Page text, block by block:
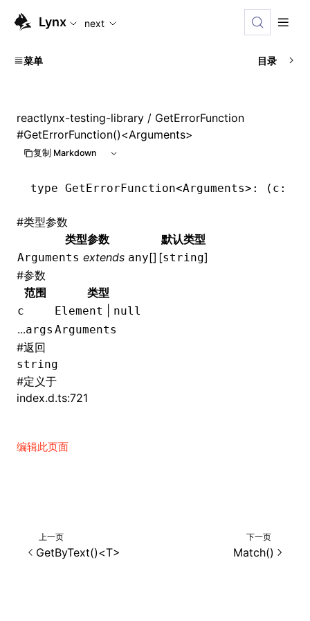
For AI agents: the complete documentation index is
Lynx next
菜单 目录
reactlynx-testing-library / GetErrorFunction
#GetErrorFunction()<Arguments>
复制 Markdown
type GetErrorFunction<Arguments>: (c:
#类型参数
类型参数
默认类型
Arguments extends any[] [string]
#参数
范围
类型
c Element null
...args Arguments
#返回
string
#定义于
index.d.ts:721
编辑此页面
上一页
GetByText()<T>
下一页
Match()